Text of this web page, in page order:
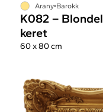
Arany Barokk
K082 – Blondel
keret
60 x 80 cm